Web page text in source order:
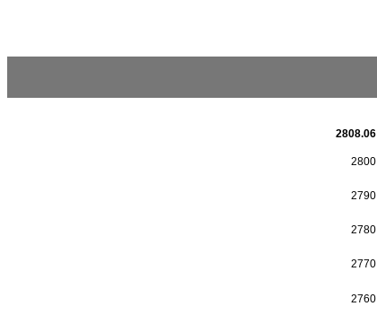
2760
2770
2780
2790
2800
2808.06